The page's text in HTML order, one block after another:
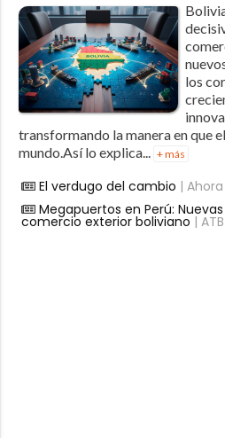
los
transformando la manera en que
mundo.Así lo explica... + más
El verdugo del cambio |
Megapuertos en Perú:
comercio exterior boliviano | ATB